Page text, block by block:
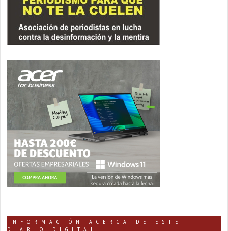
INFORMACIÓN ACERCA DE ESTE
DIARIO DIGITAL